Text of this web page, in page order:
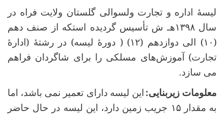
لیسۀ اداره و تجارت ولسوالی گلستان ولایت فراه در
سال۱۳۹۸هـ ش تأسیس گردیده استکه از صنف دهم
(۱۰) الی دوازدهم (۱۲) (
دورۀ لیسه) در رشتۀ (ادارۀ
تجارت) آموزش‌های مسلکی را برای شاگردان فراهم‌
می ‌سازد.
معلومات زیربنایی: این لیسه دارای تعمیر نمی باشد، اما
به مقدار۱۵ جریب زمین دارد، این لیسه در حال حاضر